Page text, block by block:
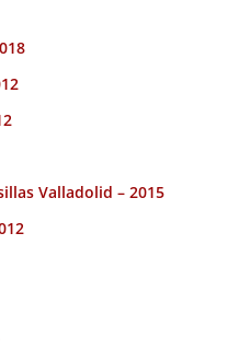
Valladolid – 2015